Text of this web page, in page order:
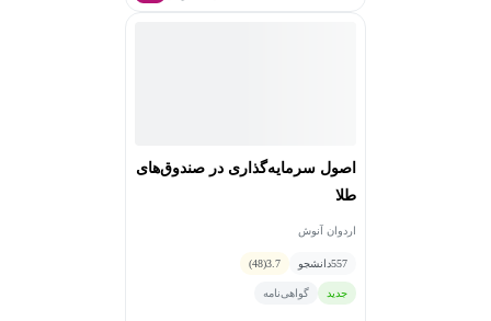
اصول سرمایه‌گذاری در صندوق‌های
طلا
اردوان آنوش
557دانشجو 3.7
(48)
جدید گواهی‌نامه